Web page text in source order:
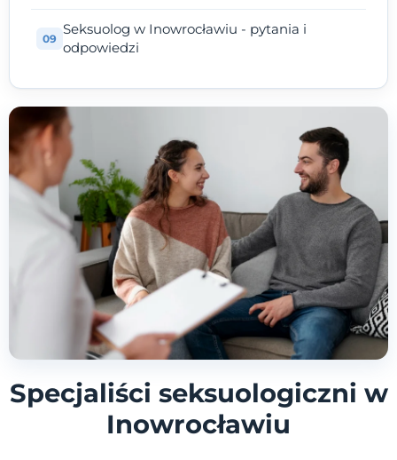
Seksuolog w Inowrocławiu - pytania i
odpowiedzi
Specjaliści seksuologiczni w
Inowrocławiu